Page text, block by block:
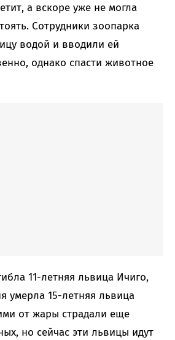
а вскоре уже не могла
Сотрудники зоопарка
водой и вводили ей
однако спасти животное
11-летняя львица Ичиго,
умерла 15-летняя львица
от жары страдали еще
но сейчас эти львицы идут